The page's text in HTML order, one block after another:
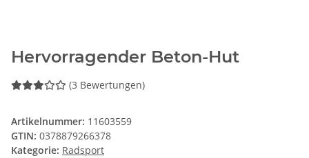
Hervorragender Beton-Hut
(3 Bewertungen)
Artikelnummer: 11603559
GTIN: 0378879266378
Kategorie: Radsport